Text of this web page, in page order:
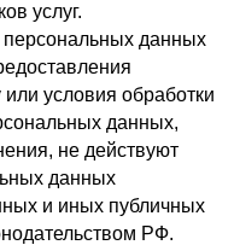
услуг.
персональных данных
или условия обработки
данных,
не действуют
данных
и иных публичных
РФ.